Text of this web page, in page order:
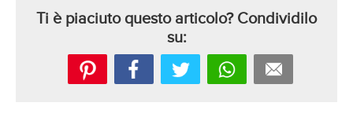
Ti è piaciuto questo articolo? Condividilo
su: